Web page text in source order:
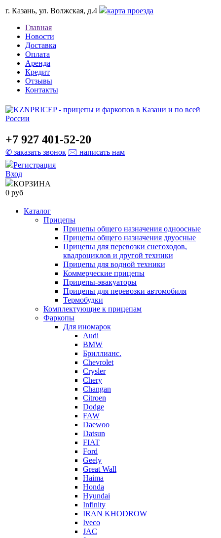
г. Казань, ул. Волжская, д.4
карта проезда
Главная
Новости
Доставка
Оплата
Аренда
Кредит
Отзывы
Контакты
+7 927 401-52-20
✆ заказать звонок 🖂 написать нам
Регистрация
Вход
КОРЗИНА
0 руб
Каталог
Прицепы
Прицепы общего назначения одноосные
Прицепы общего назначения двуосные
Прицепы для перевозки снегоходов,
квадроциклов и другой техники
Прицепы для водной техники
Коммерческие прицепы
Прицепы-эвакуаторы
Прицепы для перевозки автомобиля
Термобудки
Комплектующие к прицепам
Фаркопы
Для иномарок
Audi
BMW
Бриллианс.
Chevrolet
Crysler
Chery
Changan
Citroen
Dodge
FAW
Daewoo
Datsun
FIAT
Ford
Geely
Great Wall
Haima
Honda
Hyundai
Infinity
IRAN KHODROW
Iveco
JAC